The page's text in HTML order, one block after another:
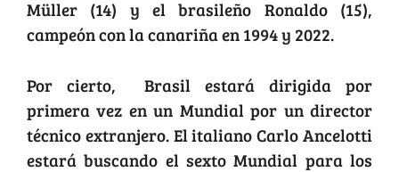
Müller (14) y el brasileño Ronaldo (15),
campeón con la canariña en 1994 y 2022.
Por cierto, Brasil estará dirigida por
primera vez en un Mundial por un director
técnico extranjero. El italiano Carlo Ancelotti
estará buscando el sexto Mundial para los